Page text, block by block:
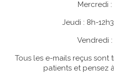
Mercredi :
Jeudi : 8h-
Vendredi :
Tous les e-mails reçus sont
patients et pensez